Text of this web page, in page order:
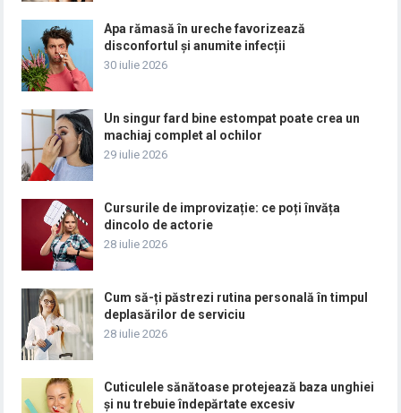
Apa rămasă în ureche favorizează
disconfortul și anumite infecții
30 iulie 2026
Un singur fard bine estompat poate crea un
machiaj complet al ochilor
29 iulie 2026
Cursurile de improvizație: ce poți învăța
dincolo de actorie
28 iulie 2026
Cum să-ți păstrezi rutina personală în timpul
deplasărilor de serviciu
28 iulie 2026
Cuticulele sănătoase protejează baza unghiei
și nu trebuie îndepărtate excesiv